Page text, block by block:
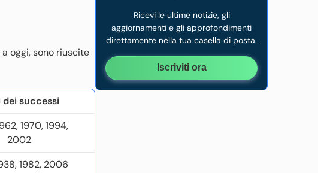
oggi, sono riuscite
dei successi
1970, 1994,
2002
1982, 2006
Ricevi le ultime notizie, gli
aggiornamenti e gli approfondimenti
direttamente nella tua casella di posta.
Iscriviti ora